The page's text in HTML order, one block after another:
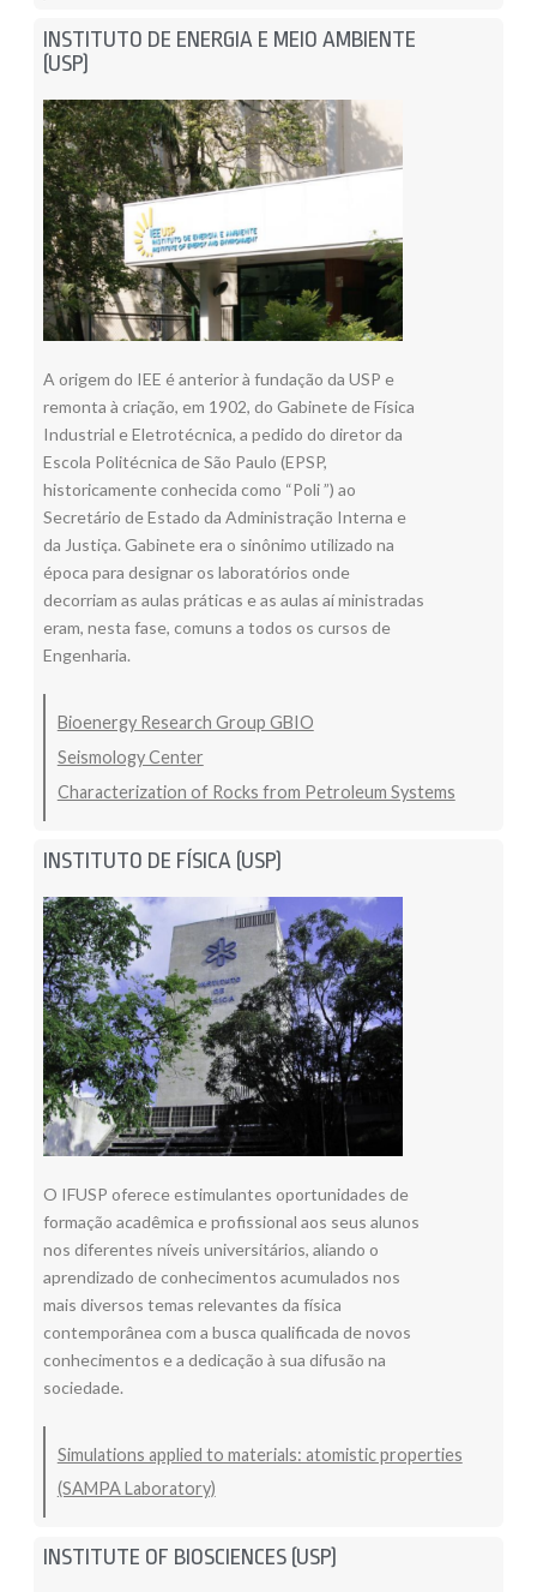
INSTITUTO DE ENERGIA E MEIO AMBIENTE
(USP)
A origem do IEE é anterior à fundação da USP e
remonta à criação, em 1902, do Gabinete de Física
Industrial e Eletrotécnica, a pedido do diretor da
Escola Politécnica de São Paulo (EPSP,
historicamente conhecida como “Poli ”) ao
Secretário de Estado da Administração Interna e
da Justiça. Gabinete era o sinônimo utilizado na
época para designar os laboratórios onde
decorriam as aulas práticas e as aulas aí ministradas
eram, nesta fase, comuns a todos os cursos de
Engenharia.
Bioenergy Research Group GBIO
Seismology Center
Characterization of Rocks from Petroleum Systems
INSTITUTO DE FÍSICA (USP)
O IFUSP oferece estimulantes oportunidades de
formação acadêmica e profissional aos seus alunos
nos diferentes níveis universitários, aliando o
aprendizado de conhecimentos acumulados nos
mais diversos temas relevantes da física
contemporânea com a busca qualificada de novos
conhecimentos e a dedicação à sua difusão na
sociedade.
Simulations applied to materials: atomistic properties
(SAMPA Laboratory)
INSTITUTE OF BIOSCIENCES (USP)